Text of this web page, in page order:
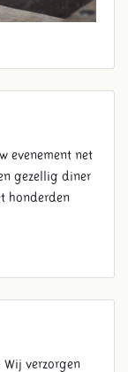
evenement net
gezellig diner
honderden
verzorgen